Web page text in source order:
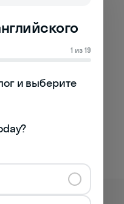
1 из 19
и выберите